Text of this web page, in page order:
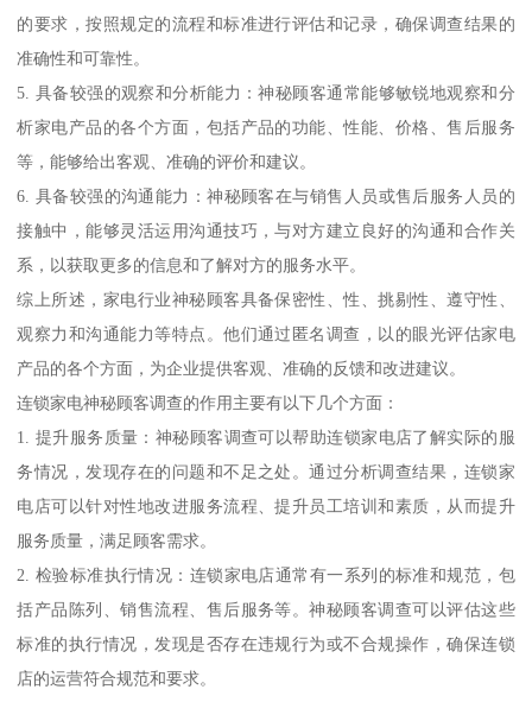
的要求，按照规定的流程和标准进行评估和记录，确保调查结果的
准确性和可靠性。
5. 具备较强的观察和分析能力：神秘顾客通常能够敏锐地观察和分
析家电产品的各个方面，包括产品的功能、性能、价格、售后服务
等，能够给出客观、准确的评价和建议。
6. 具备较强的沟通能力：神秘顾客在与销售人员或售后服务人员的
接触中，能够灵活运用沟通技巧，与对方建立良好的沟通和合作关
系，以获取更多的信息和了解对方的服务水平。
综上所述，家电行业神秘顾客具备保密性、性、挑剔性、遵守性、
观察力和沟通能力等特点。他们通过匿名调查，以的眼光评估家电
产品的各个方面，为企业提供客观、准确的反馈和改进建议。
连锁家电神秘顾客调查的作用主要有以下几个方面：
1. 提升服务质量：神秘顾客调查可以帮助连锁家电店了解实际的服
务情况，发现存在的问题和不足之处。通过分析调查结果，连锁家
电店可以针对性地改进服务流程、提升员工培训和素质，从而提升
服务质量，满足顾客需求。
2. 检验标准执行情况：连锁家电店通常有一系列的标准和规范，包
括产品陈列、销售流程、售后服务等。神秘顾客调查可以评估这些
标准的执行情况，发现是否存在违规行为或不合规操作，确保连锁
店的运营符合规范和要求。